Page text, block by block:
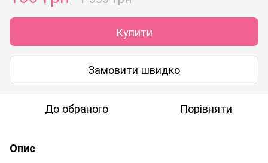
Купити
Замовити швидко
До обраного Порівняти
Опис